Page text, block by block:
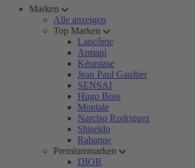
Marken
Alle anzeigen
Top Marken
Lancôme
Armani
Kérastase
Jean Paul Gaultier
SENSAI
Hugo Boss
Montale
Narciso Rodriguez
Shiseido
Rabanne
Premiummarken
DIOR